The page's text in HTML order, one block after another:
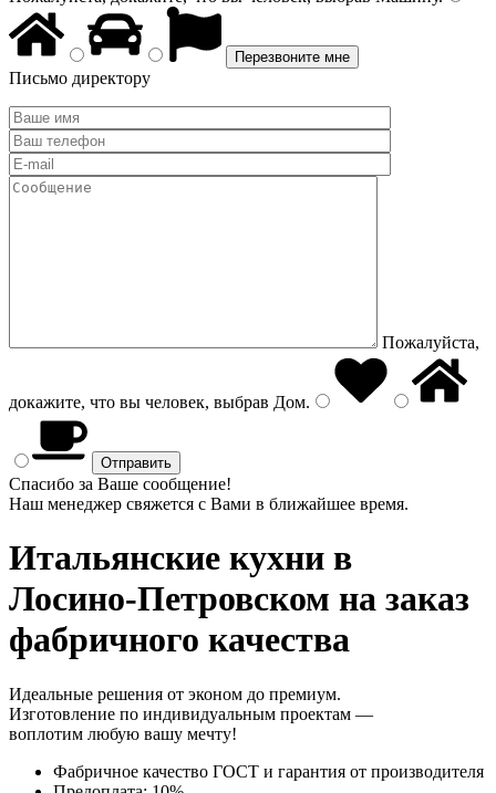
Письмо директору
Пожалуйста,
докажите, что вы человек, выбрав Дом.
Спасибо за Ваше сообщение!
Наш менеджер свяжется с Вами в ближайшее время.
Итальянские кухни в
Лосино-Петровском на заказ
фабричного качества
Идеальные решения от эконом до премиум.
Изготовление по индивидуальным проектам —
воплотим любую вашу мечту!
Фабричное качество ГОСТ и гарантия от производителя